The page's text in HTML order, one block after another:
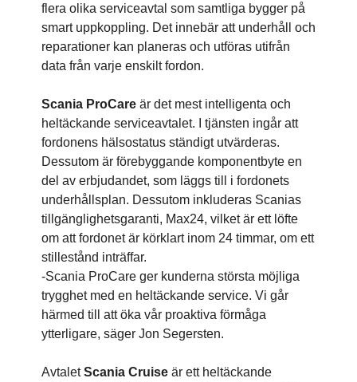
flera olika serviceavtal som samtliga bygger på
smart uppkoppling. Det innebär att underhåll och
reparationer kan planeras och utföras utifrån
data från varje enskilt fordon.
Scania ProCare är det mest intelligenta och
heltäckande serviceavtalet. I tjänsten ingår att
fordonens hälsostatus ständigt utvärderas.
Dessutom är förebyggande komponentbyte en
del av erbjudandet, som läggs till i fordonets
underhållsplan. Dessutom inkluderas Scanias
tillgänglighetsgaranti, Max24, vilket är ett löfte
om att fordonet är körklart inom 24 timmar, om ett
stillestånd inträffar.
-Scania ProCare ger kunderna största möjliga
trygghet med en heltäckande service. Vi går
härmed till att öka vår proaktiva förmåga
ytterligare, säger Jon Segersten.
AvtaletScania Cruise är ett heltäckande